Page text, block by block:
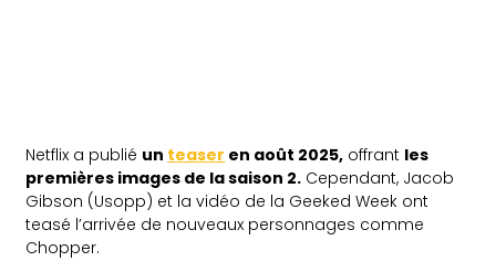
Netflix a publié un teaser en août 2025, offrant les
premières images de la saison 2. Cependant, Jacob
Gibson (Usopp) et la vidéo de la Geeked Week ont
teasé l’arrivée de nouveaux personnages comme
Chopper.